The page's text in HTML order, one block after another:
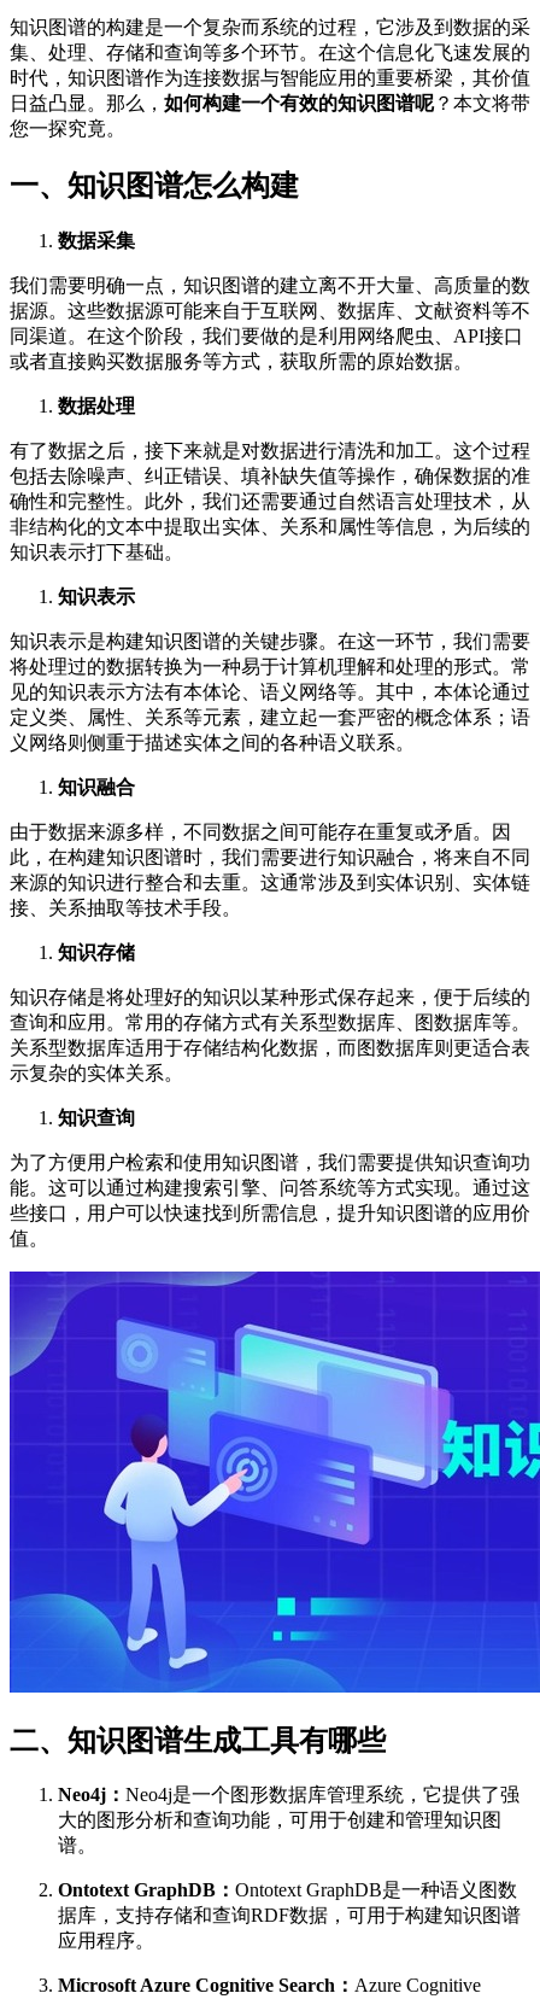
知识图谱的构建是一个复杂而系统的过程，它涉及到数据的采
集、处理、存储和查询等多个环节。在这个信息化飞速发展的
时代，知识图谱作为连接数据与智能应用的重要桥梁，其价值
日益凸显。那么， 如何构建一个有效的知识图谱呢？本文将带
您一探究竟。
一、知识图谱怎么构建
数据采集
我们需要明确一点，知识图谱的建立离不开大量、高质量的数
据源。这些数据源可能来自于互联网、数据库、文献资料等不
同渠道。在这个阶段，我们要做的是利用网络爬虫、API接口
或者直接购买数据服务等方式，获取所需的原始数据。
数据处理
有了数据之后，接下来就是对数据进行清洗和加工。这个过程
包括去除噪声、纠正错误、填补缺失值等操作，确保数据的准
确性和完整性。此外，我们还需要通过自然语言处理技术，从
非结构化的文本中提取出实体、关系和属性等信息，为后续的
知识表示打下基础。
知识表示
知识表示是构建知识图谱的关键步骤。在这一环节，我们需要
将处理过的数据转换为一种易于计算机理解和处理的形式。常
见的知识表示方法有本体论、语义网络等。其中，本体论通过
定义类、属性、关系等元素，建立起一套严密的概念体系；语
义网络则侧重于描述实体之间的各种语义联系。
知识融合
由于数据来源多样，不同数据之间可能存在重复或矛盾。因
此，在构建知识图谱时，我们需要进行知识融合，将来自不同
来源的知识进行整合和去重。这通常涉及到实体识别、实体链
接、关系抽取等技术手段。
知识存储
知识存储是将处理好的知识以某种形式保存起来，便于后续的
查询和应用。常用的存储方式有关系型数据库、图数据库等。
关系型数据库适用于存储结构化数据，而图数据库则更适合表
示复杂的实体关系。
知识查询
为了方便用户检索和使用知识图谱，我们需要提供知识查询功
能。这可以通过构建搜索引擎、问答系统等方式实现。通过这
些接口，用户可以快速找到所需信息，提升知识图谱的应用价
值。
二、知识图谱生成工具有哪些
Neo4j： Neo4j是一个图形数据库管理系统，它提供了强
大的图形分析和查询功能，可用于创建和管理知识图
谱。
Ontotext GraphDB： Ontotext GraphDB是一种语义图数
据库，支持存储和查询RDF数据，可用于构建知识图谱
应用程序。
Microsoft Azure Cognitive Search： Azure Cognitive